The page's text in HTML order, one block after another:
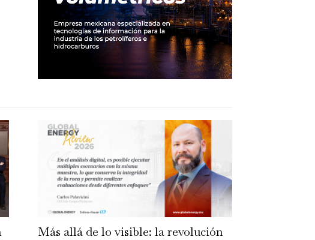
Más allá de lo visible: la revolución